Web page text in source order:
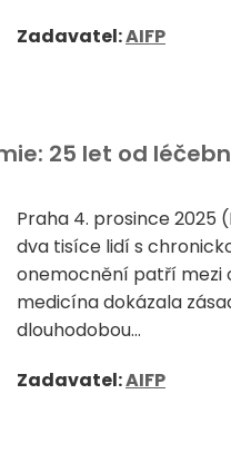
Zadavatel:AIFP
25 let od
Praha 4. prosince 2025
dva tisíce lidí s
onemocnění patří mezi
medicína dokázala
dlouhodobou...
Zadavatel:AIFP